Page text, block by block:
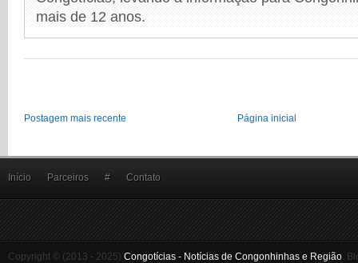
mais de 12 anos.
Postagem mais recente Página inicial
Início Parceiros # Contato
Copyright © (2013 - 2025) Congotícias - Notícias de Congonhinhas e Região.